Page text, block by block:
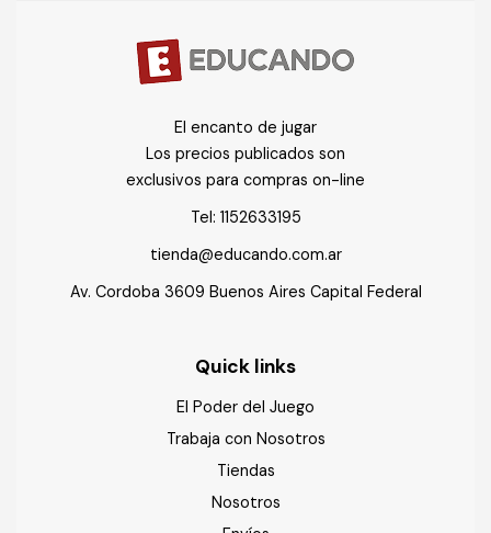
El encanto de jugar
Los precios publicados son
exclusivos para compras on-line
Tel: 1152633195
tienda@educando.com.ar
Av. Cordoba 3609 Buenos Aires Capital Federal
Quick links
El Poder del Juego
Trabaja con Nosotros
Tiendas
Nosotros